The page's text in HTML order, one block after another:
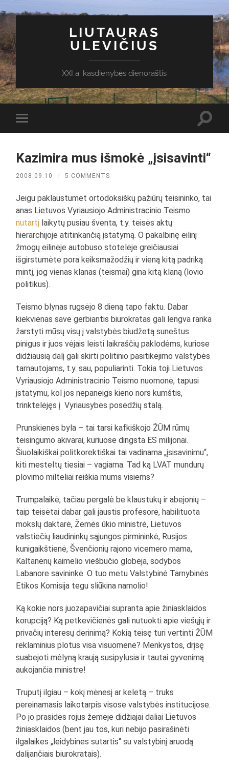
LIUTAURAS
ULEVIČIUS
XXI a. kasdienybės dienoraštis
Toggle
mobile
Kazimira mus išmokė „įsisavinti“
2008.09.10 / 5 COMMENTS
Jeigu paklaustumėt ortodoksiškų pažiūrų teisininko, tai
anas Lietuvos Vyriausiojo Administracinio Teismo
nutartį laikytų pusiau šventa, t.y. teisės aktų
hierarchijoje atitinkančią įstatymą. O pakalbinę eilinį
žmogų eilinėje autobuso stotelėje greičiausiai
išgirstumėte pora keiksmažodžių ir vieną kitą padriką
mintį, jog vienas klanas (teismai) gina kitą klaną (lovio
politikus).
Teismo blynas rugsėjo 8 dieną tapo faktu. Dabar
kiekvienas save gerbiantis biurokratas gali lengva ranka
žarstyti mūsų visų į valstybės biudžetą suneštus
pinigus ir juos vėjais leisti laikraščių paklodėms, kuriose
didžiausią dalį gali skirti politinio pasitikėjimo valstybės
tarnautojams, t.y. sau, populiarinti. Tokia toji Lietuvos
Vyriausiojo Administracinio Teismo nuomonė, tapusi
įstatymu, kol jos nepaneigs kieno nors kumštis,
trinktelėjęs į Vyriausybės posėdžių stalą.
Prunskienės byla – tai tarsi kafkiškojo ŽŪM rūmų
teisingumo akivarai, kuriuose dingsta ES milijonai.
Šiuolaikiškai politkorektiškai tai vadinama „įsisavinimu“,
kiti mesteltų tiesiai – vagiama. Tad ką LVAT mundurų
plovimo milteliai reiškia mums visiems?
Trumpalaikė, tačiau pergalė be klaustukų ir abejonių –
taip teisėtai dabar gali jaustis profesorė, habilituota
mokslų daktarė, Žemės ūkio ministrė, Lietuvos
valstiečių liaudininkų sąjungos pirmininkė, Rusijos
kunigaikštienė, Švenčionių rajono vicemero mama,
Kaltanėnų kaimelio viešbučio globėja, sodybos
Labanore savininkė. O tuo metu Valstybinė Tarnybinės
Etikos Komisija tegu sliūkina namolio!
Ką kokie nors juozapavičiai supranta apie žiniasklaidos
korupciją? Ką petkevičienės gali nutuokti apie viešųjų ir
privačių interesų derinimą? Kokią teisę turi vertinti ŽŪM
reklaminius plotus visa visuomenė? Menkystos, drįsę
suabejoti mėlyną kraują susipylusia ir tautai gyvenimą
aukojančia ministre!
Truputį ilgiau – kokį mėnesį ar keletą – truks
pereinamasis laikotarpis visose valstybės institucijose.
Po jo prasidės rojus žemėje didžiajai daliai Lietuvos
žiniasklaidos (bent jau tos, kuri nebijo pasirašinėti
ilgalaikes „leidybines sutartis“ su valstybinį aruodą
dalijančiais biurokratais).